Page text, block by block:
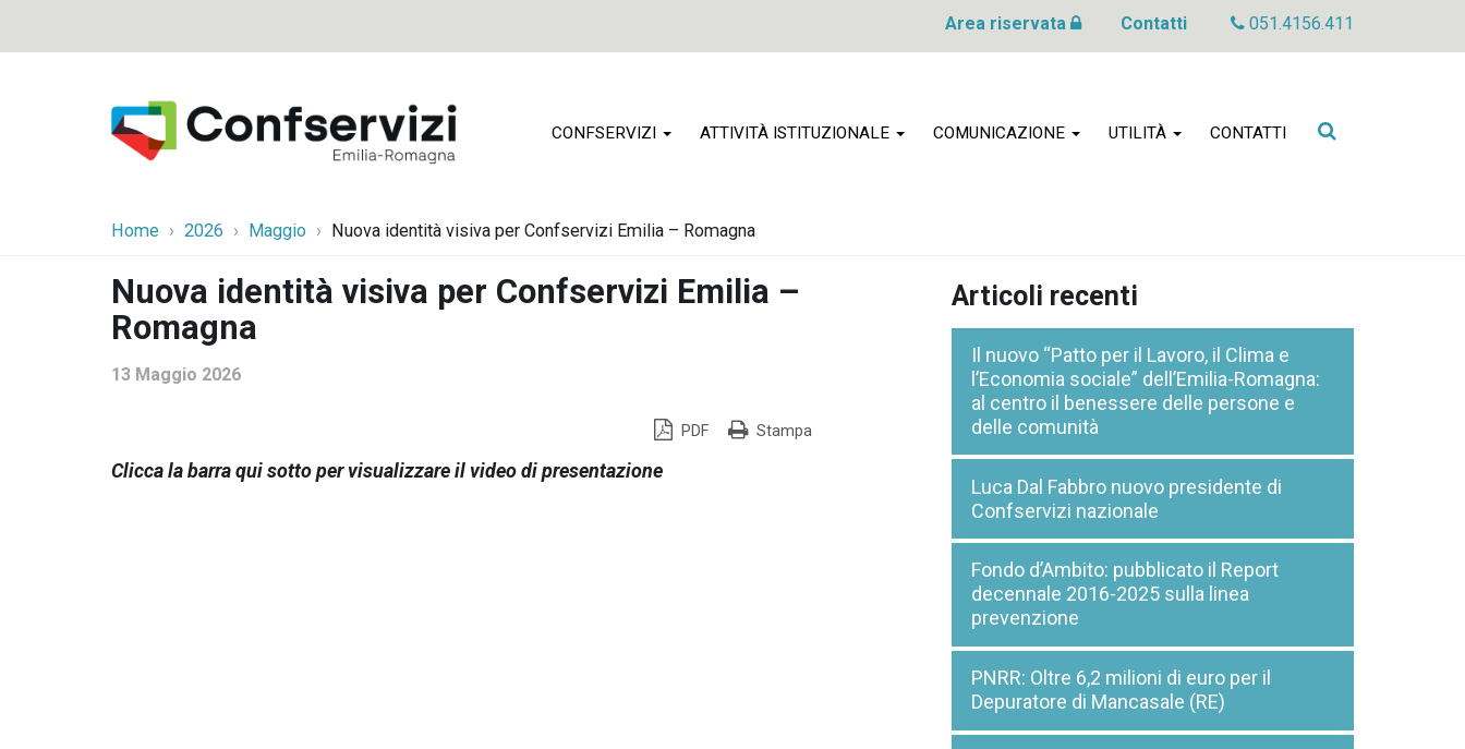
Area riservata Contatti 051.4156.411
CONFSERVIZI ATTIVITÀ ISTITUZIONALE COMUNICAZIONE UTILITÀ CONTATTI
Cerca
Home 2026 Maggio Nuova identità visiva per Confservizi Emilia – Romagna
Nuova identità visiva per Confservizi Emilia –
Romagna
13 Maggio 2026
PDF Stampa
Clicca la barra qui sotto per visualizzare il video di presentazione
Articoli recenti
Il nuovo “Patto per il Lavoro, il Clima e
l’Economia sociale” dell’Emilia-Romagna:
al centro il benessere delle persone e
delle comunità
Luca Dal Fabbro nuovo presidente di
Confservizi nazionale
Fondo d’Ambito: pubblicato il Report
decennale 2016-2025 sulla linea
prevenzione
PNRR: Oltre 6,2 milioni di euro per il
Depuratore di Mancasale (RE)